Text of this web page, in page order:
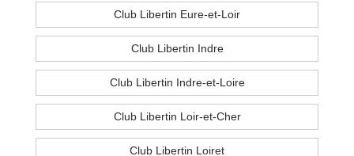
Club Libertin Eure-et-Loir
Club Libertin Indre
Club Libertin Indre-et-Loire
Club Libertin Loir-et-Cher
Club Libertin Loiret